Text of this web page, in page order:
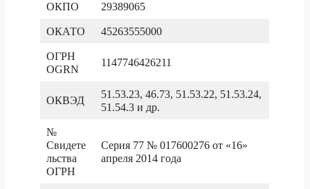
ОКПО 29389065
ОКАТО 45263555000
ОГРН
OGRN
1147746426211
ОКВЭД
51.53.23, 46.73, 51.53.22, 51.53.24,
51.54.3 и др.
№
Свидете
льства
ОГРН
Серия 77 № 017600276 от «16»
апреля 2014 года